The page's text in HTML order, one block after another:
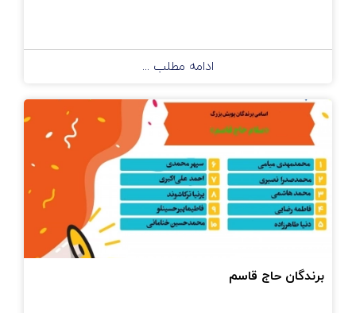
ادامه مطلب ...
برندگان حاج قاسم